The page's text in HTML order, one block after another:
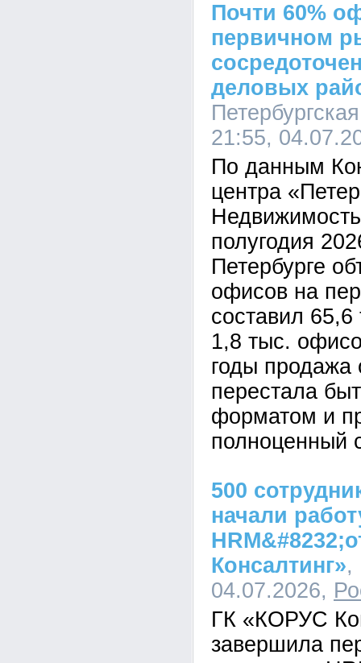
Почти 60%
первичном
деловых
21:55,
По данным
центра
полугодия
Петербурге
офисов на
составил
1,8 тыс.
годы продажа
перестала
форматом и
полноценный
500
начали
Консалтинг»,
04.07.2026,
ГК «КОРУС
завершила